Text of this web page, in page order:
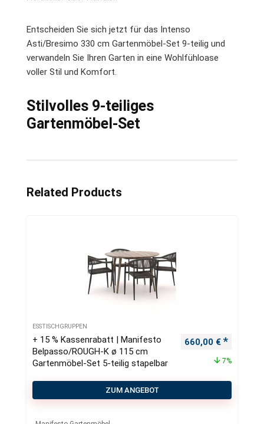
Entscheiden Sie sich jetzt für das Intenso
Asti/Bresimo 330 cm Gartenmöbel-Set 9-teilig und
verwandeln Sie Ihren Garten in eine Wohlfühloase
voller Stil und Komfort.
Stilvolles 9-teiliges
Gartenmöbel-Set
Related Products
ESSTISCHGRUPPEN
+ 15 % Kassenrabatt | Manifesto
Belpasso/ROUGH-K ø 115 cm
Gartenmöbel-Set 5-teilig stapelbar
Ursprünglicher
660,00 €
7%
ZUM ANGEBOT